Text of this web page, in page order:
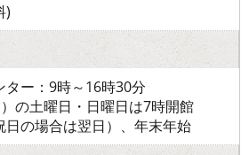
)
ー：9時～16時30分
の土曜日・日曜日は7時開館
の場合は翌日）、年末年始